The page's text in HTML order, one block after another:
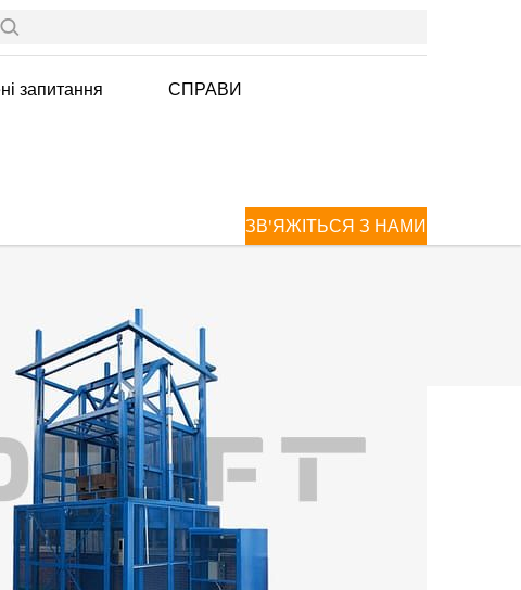
запитання СПРАВИ
ЗВ'ЯЖІТЬСЯ З НАМИ